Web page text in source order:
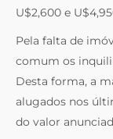
U$2,600 e
Pela falta de
comum os
Desta forma, a
alugados nos
do valor